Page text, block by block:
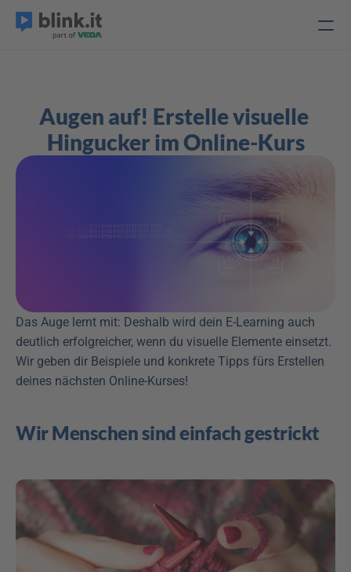
Augen auf! Erstelle visuelle
Hingucker im Online-Kurs
Das Auge lernt mit: Deshalb wird dein E-Learning auch
deutlich erfolgreicher, wenn du visuelle Elemente einsetzt.
Wir geben dir Beispiele und konkrete Tipps fürs Erstellen
deines nächsten Online-Kurses!
Wir Menschen sind einfach gestrickt